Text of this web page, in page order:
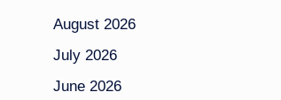
August 2026
July 2026
June 2026